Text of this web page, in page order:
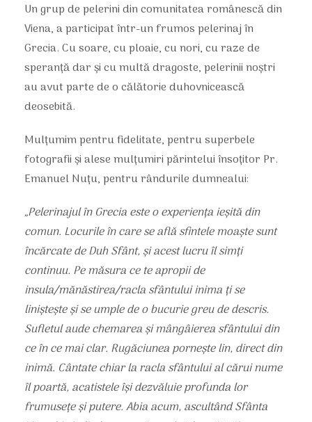
Un grup de pelerini din comunitatea românescă din
Viena, a participat într-un frumos pelerinaj în
Grecia. Cu soare, cu ploaie, cu nori, cu raze de
speranță dar și cu multă dragoste, pelerinii noștri
au avut parte de o călătorie duhovnicească
deosebită.
Mulțumim pentru fidelitate, pentru superbele
fotografii și alese mulțumiri părintelui însoțitor Pr.
Emanuel Nuțu, pentru rândurile dumnealui:
„Pelerinajul în Grecia este o experiența ieșită din
comun. Locurile în care se află sfintele moaște sunt
încărcate de Duh Sfânt, și acest lucru îl simți
continuu. Pe măsura ce te apropii de
insula/mănăstirea/racla sfântului inima ți se
liniștește și se umple de o bucurie greu de descris.
Sufletul aude chemarea și mângâierea sfântului din
ce în ce mai clar. Rugăciunea pornește lin, direct din
inimă. Cântate chiar la racla sfântului al cărui nume
îl poartă, acatistele își dezvăluie profunda lor
frumusețe și putere. Abia acum, ascultând Sfânta